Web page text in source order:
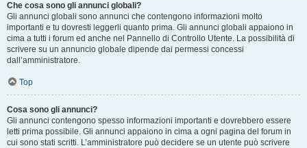
Che cosa sono gli annunci globali?
Gli annunci globali sono annunci che contengono informazioni molto
importanti e tu dovresti leggerli quanto prima. Gli annunci globali appaiono in
cima a tutti i forum ed anche nel Pannello di Controllo Utente. La possibilità di
scrivere su un annuncio globale dipende dai permessi concessi
dall’amministratore.
Top
Cosa sono gli annunci?
Gli annunci contengono spesso informazioni importanti e dovrebbero essere
letti prima possibile. Gli annunci appaiono in cima a ogni pagina del forum in
cui sono stati scritti. L’amministratore può decidere se un utente può scrivere